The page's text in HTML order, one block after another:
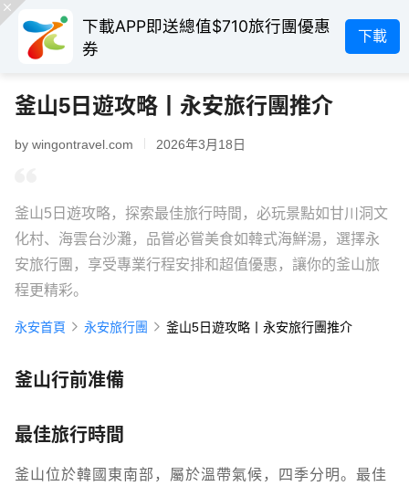
下載APP即送總值$710旅行團優惠
券
下載
釜山5日遊攻略丨永安旅行團推介
by wingontravel.com 2026年3月18日
釜山5日遊攻略，探索最佳旅行時間，必玩景點如甘川洞文
化村、海雲台沙灘，品嘗必嘗美食如韓式海鮮湯，選擇永
安旅行團，享受專業行程安排和超值優惠，讓你的釜山旅
程更精彩。
永安首頁 永安旅行團 釜山5日遊攻略丨永安旅行團推介
釜山行前准備
最佳旅行時間
釜山位於韓國東南部，屬於溫帶氣候，四季分明。最佳